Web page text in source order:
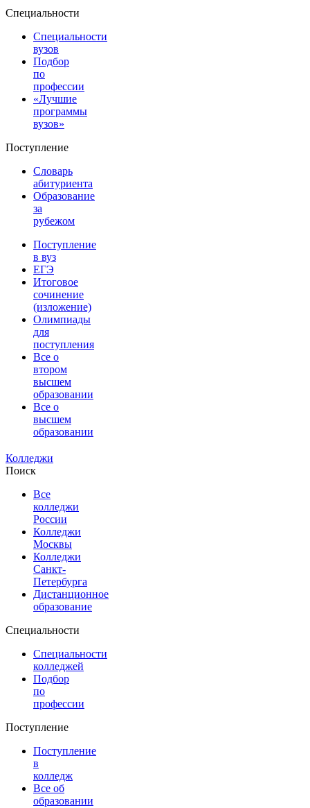
Специальности
Специальности
вузов
Подбор
по
профессии
«Лучшие
программы
вузов»
Поступление
Словарь
абитуриента
Образование
за
рубежом
Поступление
в вуз
ЕГЭ
Итоговое
сочинение
(изложение)
Олимпиады
для
поступления
Все о
втором
высшем
образовании
Все о
высшем
образовании
Колледжи
Поиск
Все
колледжи
России
Колледжи
Москвы
Колледжи
Санкт-
Петербурга
Дистанционное
образование
Специальности
Специальности
колледжей
Подбор
по
профессии
Поступление
Поступление
в
колледж
Все об
образовании